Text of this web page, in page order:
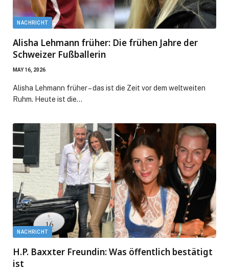
NACHRICHT
Alisha Lehmann früher: Die frühen Jahre der
Schweizer Fußballerin
MAY 16, 2026
Alisha Lehmann früher – das ist die Zeit vor dem weltweiten
Ruhm. Heute ist die…
NACHRICHT
H.P. Baxxter Freundin: Was öffentlich bestätigt
ist